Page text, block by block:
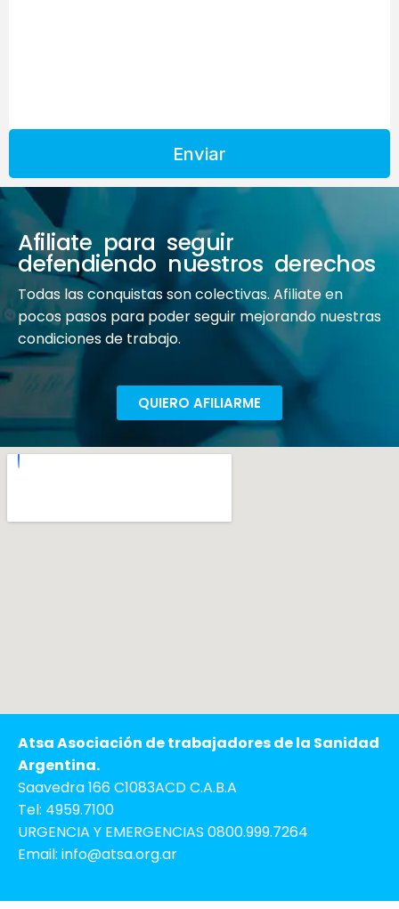
Enviar
Afiliate para seguir
defendiendo nuestros derechos
Todas las conquistas son colectivas. Afiliate en
pocos pasos para poder seguir mejorando nuestras
condiciones de trabajo.
QUIERO AFILIARME
Atsa Asociación de trabajadores de la Sanidad
Argentina.
Saavedra 166 C1083ACD C.A.B.A
Tel: 4959.7100
URGENCIA Y EMERGENCIAS 0800.999.7264
Email: info@atsa.org.ar